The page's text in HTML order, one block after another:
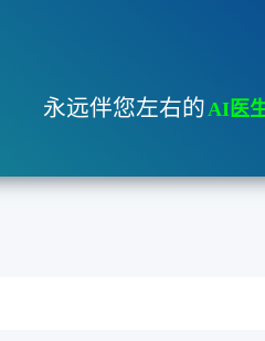
永远伴您左右的AI医